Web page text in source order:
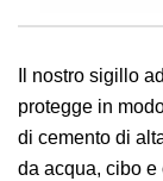
Il nostro sigillo
protegge in
di cemento di
da acqua, cibo e